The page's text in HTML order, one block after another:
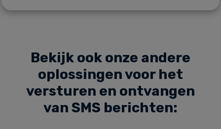
Bekijk ook onze andere
oplossingen voor het
versturen en ontvangen
van SMS berichten: